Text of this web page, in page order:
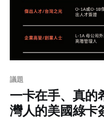
議題
一卡在手、真的
灣人的美國綠卡